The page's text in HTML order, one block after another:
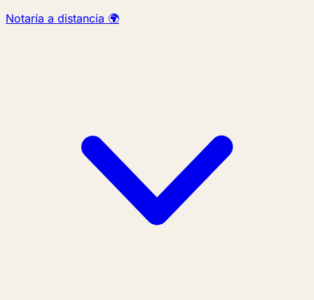
Notaría a distancia 🌍